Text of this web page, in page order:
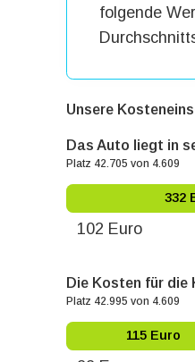
folgende
Unsere
Das Auto liegt in
Platz 42.705 von 4.609
332
102 Euro
Die Kosten für die
Platz 42.995 von 4.609
115 Euro